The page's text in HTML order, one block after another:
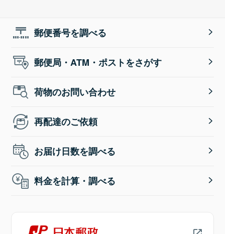
郵便番号を調べる
郵便局・ATM・ポストをさがす
荷物のお問い合わせ
再配達のご依頼
お届け日数を調べる
料金を計算・調べる